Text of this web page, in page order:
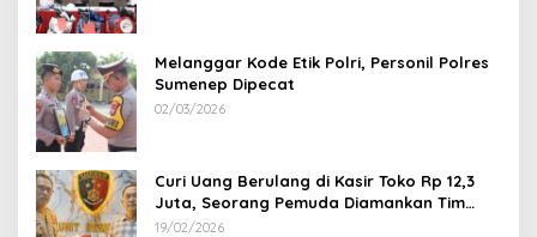
Melanggar Kode Etik Polri, Personil Polres
Sumenep Dipecat
02/03/2026
Curi Uang Berulang di Kasir Toko Rp 12,3
Juta, Seorang Pemuda Diamankan Tim
Reskrim Polsek Lenteng Sumenep
19/02/2026